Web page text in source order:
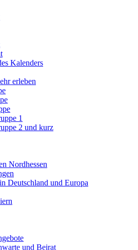
Kalenders
erleben
1
2 und kurz
Nordhessen
Deutschland und Europa
und Beirat